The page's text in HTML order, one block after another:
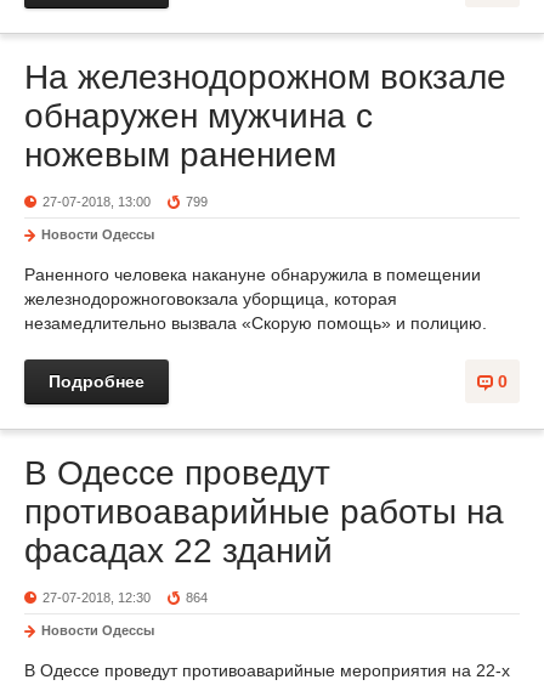
На железнодорожном вокзале
обнаружен мужчина с
ножевым ранением
27-07-2018, 13:00 799
Новости Одессы
Раненного человека накануне обнаружила в помещении
железнодорожноговокзала уборщица, которая
незамедлительно вызвала «Скорую помощь» и полицию.
0
Подробнее
В Одессе проведут
противоаварийные работы на
фасадах 22 зданий
27-07-2018, 12:30 864
Новости Одессы
В Одессе проведут противоаварийные мероприятия на 22-х